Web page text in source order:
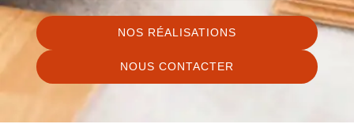
NOS RÉALISATIONS
NOUS CONTACTER